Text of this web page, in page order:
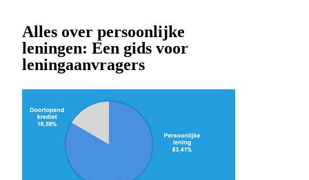
Alles over persoonlijke
leningen: Een gids voor
leningaanvragers